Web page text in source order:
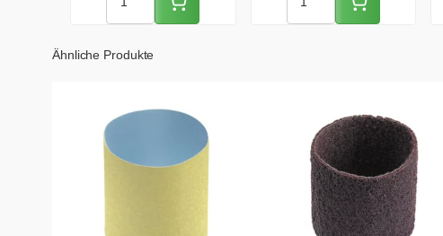
Papier, 25 Stück pro Packung.
Ab Lager Zentralschweiz
Papier, 25 Stück. Ab Lager
Zentralschweiz lieferbar.
Ähnliche Produkte